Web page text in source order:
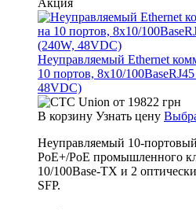
Акция
Неуправляемый Ethernet
10 портов, 8x10/
48VDC)
от 19822 грн
В корзину Узнать цену
Неуправляемый 10-
PoE+/PoE промышленного
10/100Base-TX и 2
SFP.